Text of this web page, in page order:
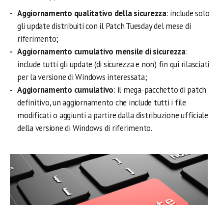
Aggiornamento qualitativo della sicurezza: include solo
gli update distribuiti con il Patch Tuesday del mese di
riferimento;
Aggiornamento cumulativo mensile di sicurezza:
include tutti gli update (di sicurezza e non) fin qui rilasciati
per la versione di Windows interessata;
Aggiornamento cumulativo: il mega-pacchetto di patch
definitivo, un aggiornamento che include tutti i file
modificati o aggiunti a partire dalla distribuzione ufficiale
della versione di Windows di riferimento.